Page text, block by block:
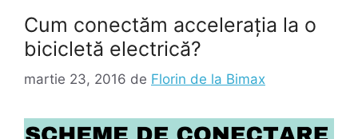
Cum conectăm accelerația la o
bicicletă electrică?
martie 23, 2016 de Florin de la Bimax